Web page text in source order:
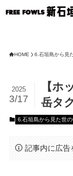
HOME 6.石垣島から見
【ホ
岳タ
2025
3/17
6.石垣島から見た世
記事内に広告